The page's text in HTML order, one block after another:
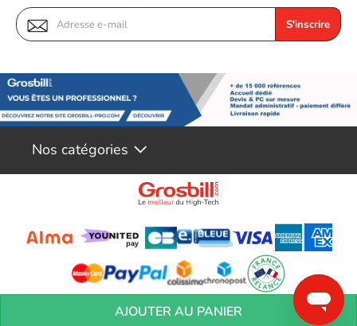
AJOUTER AU PANIER
S'inscrire
Nos catégories
Conditions générales de réservation Conditions générales de vente
Mentions
Vos informations personnelles Préférences Cookies
Aide &